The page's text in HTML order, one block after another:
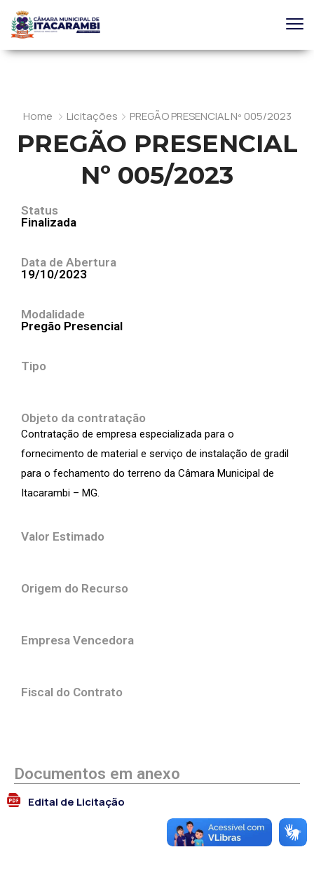
Home Licitações PREGÃO PRESENCIAL Nº 005/2023
PREGÃO PRESENCIAL
Nº 005/2023
Status
Finalizada
Data de Abertura
19/10/2023
Modalidade
Pregão Presencial
Tipo
Objeto da contratação
Contratação de empresa especializada para o
fornecimento de material e serviço de instalação de gradil
para o fechamento do terreno da Câmara Municipal de
Itacarambi – MG.
Valor Estimado
Origem do Recurso
Empresa Vencedora
Fiscal do Contrato
Documentos em anexo
Edital de Licitação